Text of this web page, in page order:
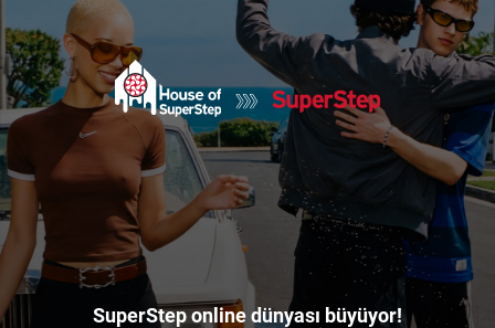
SuperStep online dünyası büyüyor!